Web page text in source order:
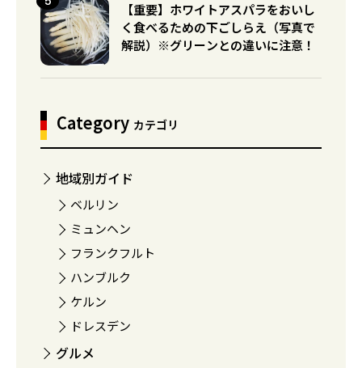
【重要】ホワイトアスパラをおいし
く食べるための下ごしらえ（写真で
解説）※グリーンとの違いに注意！
Category カテゴリ
地域別ガイド
ベルリン
ミュンヘン
フランクフルト
ハンブルク
ケルン
ドレスデン
グルメ